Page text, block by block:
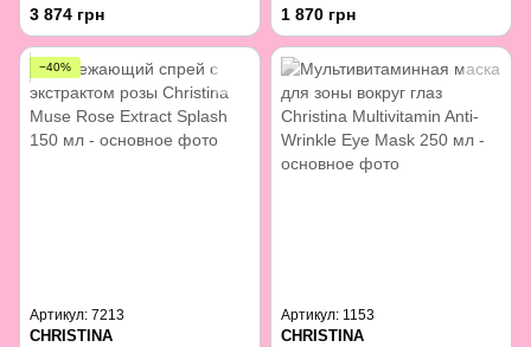
3 874 грн 1 870 грн
−40%
Артикул: 7213
CHRISTINA
Артикул: 1153
CHRISTINA